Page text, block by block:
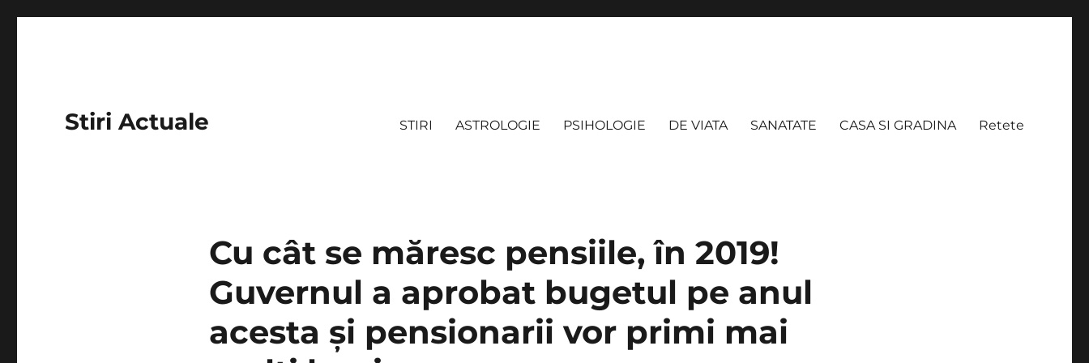
Stiri Actuale STIRI ASTROLOGIE PSIHOLOGIE DE VIATA SANATATE CASA SI GRADINA Retete
Cu cât se măresc pensiile, în 2019!
Guvernul a aprobat bugetul pe anul
acesta și pensionarii vor primi mai